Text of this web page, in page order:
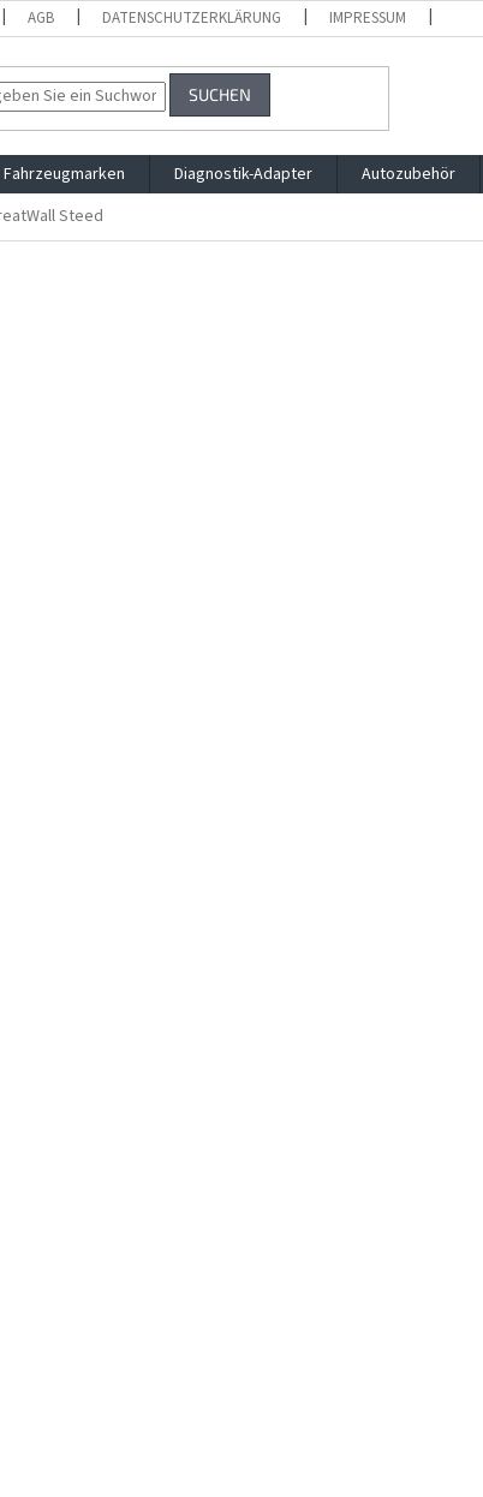
AGB DATENSCHUTZERKLÄRUNG IMPRESSUM
SUCHEN
Diagnostik-Adapter Autozubehör
Steed